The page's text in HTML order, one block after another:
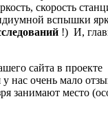
скорость
вспышки
!) И,
сайта в проекте
очень мало
занимают место